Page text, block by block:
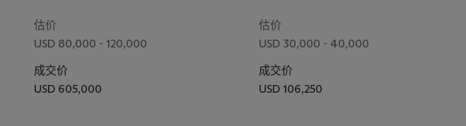
估价
USD 80,000 - 120,000
成交价
USD 605,000
估价
USD 30,000 - 40,000
成交价
USD 106,250